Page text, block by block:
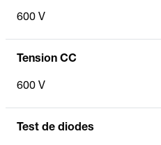
600 V
Tension CC
600 V
Test de diodes